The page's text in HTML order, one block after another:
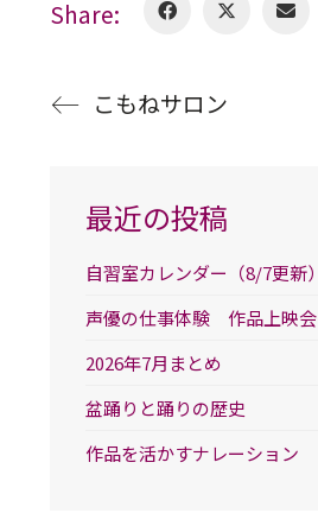
Share:
こもねサロン
最近の投稿
自習室カレンダー（8/7更新）
声優の仕事体験 作品上映会
2026年7月まとめ
盆踊りと踊りの歴史
作品を活かすナレーション